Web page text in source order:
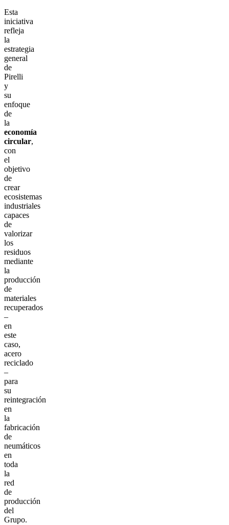
Esta
iniciativa
refleja
la
estrategia
general
de
Pirelli
y
su
enfoque
de
la
economía
circular,
con
el
objetivo
de
crear
ecosistemas
industriales
capaces
de
valorizar
los
residuos
mediante
la
producción
de
materiales
recuperados
–
en
este
caso,
acero
reciclado
–
para
su
reintegración
en
la
fabricación
de
neumáticos
en
toda
la
red
de
producción
del
Grupo.